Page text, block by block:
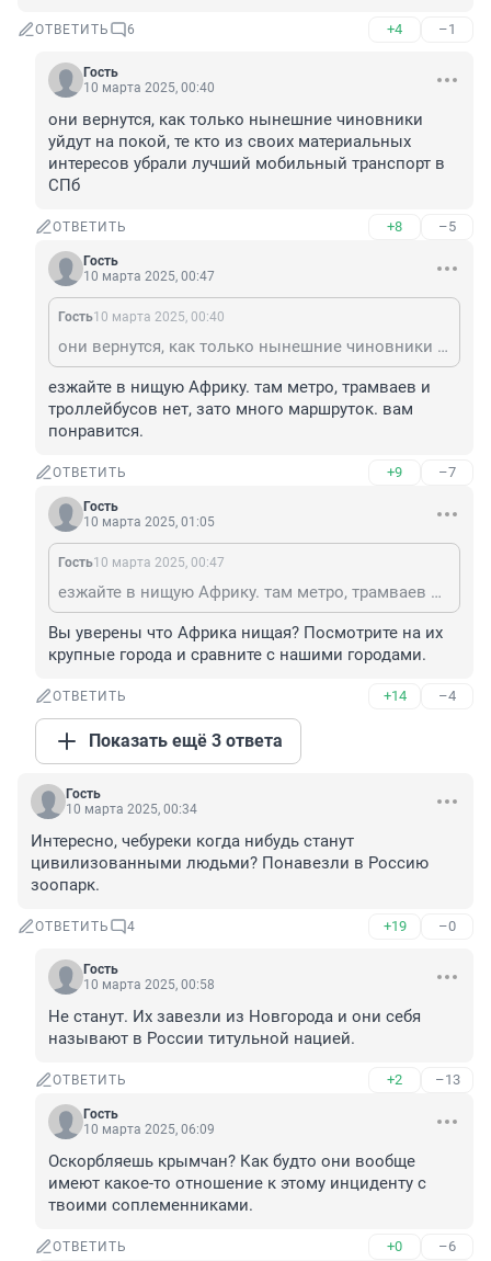
ОТВЕТИТЬ 6 +4 –1
Гость
10 марта 2025, 00:40
они вернутся, как только нынешние чиновники
уйдут на покой, те кто из своих материальных
интересов убрали лучший мобильный транспорт в
СПб
ОТВЕТИТЬ +8 –5
Гость
10 марта 2025, 00:47
Гость10 марта 2025, 00:40
они вернутся, как только нынешние чиновники уйдут на покой, те кто из своих материальных интересов убрали лучший мобильный транспорт в СПб
езжайте в нищую Африку. там метро, трамваев и
троллейбусов нет, зато много маршруток. вам
понравится.
ОТВЕТИТЬ +9 –7
Гость
10 марта 2025, 01:05
Гость10 марта 2025, 00:47
езжайте в нищую Африку. там метро, трамваев и троллейбусов нет, зато много маршруток. вам понравится.
Вы уверены что Африка нищая? Посмотрите на их
крупные города и сравните с нашими городами.
ОТВЕТИТЬ +14 –4
Показать ещё 3 ответа
Гость
10 марта 2025, 00:34
Интересно, чебуреки когда нибудь станут
цивилизованными людьми? Понавезли в Россию
зоопарк.
ОТВЕТИТЬ 4 +19 –0
Гость
10 марта 2025, 00:58
Не станут. Их завезли из Новгорода и они себя
называют в России титульной нацией.
ОТВЕТИТЬ +2 –13
Гость
10 марта 2025, 06:09
Оскорбляешь крымчан? Как будто они вообще
имеют какое-то отношение к этому инциденту с
твоими соплеменниками.
ОТВЕТИТЬ +0 –6